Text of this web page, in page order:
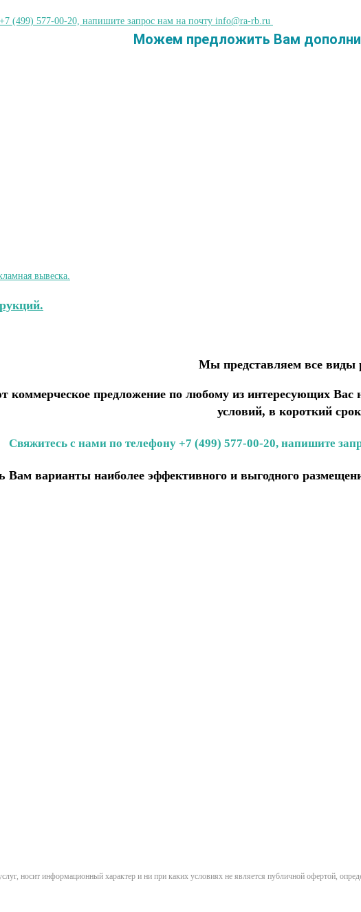
(499) 577-00-20, напишите запрос нам на почту info@ra-rb.ru
Можем предложить Вам
Мы представляем все
предложение по любому из интересующих
условий, в короткий
Свяжитесь с нами по телефону +7 (499) 577-00-20, напишите
Вам варианты наиболее эффективного и выгодного
носит информационный характер и ни при каких условиях не является публичной офертой,